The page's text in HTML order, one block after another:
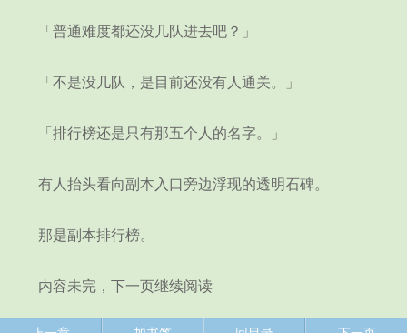
「普通难度都还没几队进去吧？」
「不是没几队，是目前还没有人通关。」
「排行榜还是只有那五个人的名字。」
有人抬头看向副本入口旁边浮现的透明石碑。
那是副本排行榜。
内容未完，下一页继续阅读